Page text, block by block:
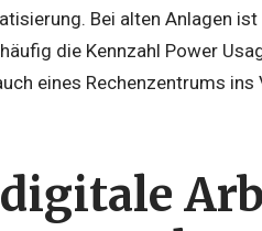
Bei alten Anlagen
die Kennzahl Power
eines Rechenzentrums